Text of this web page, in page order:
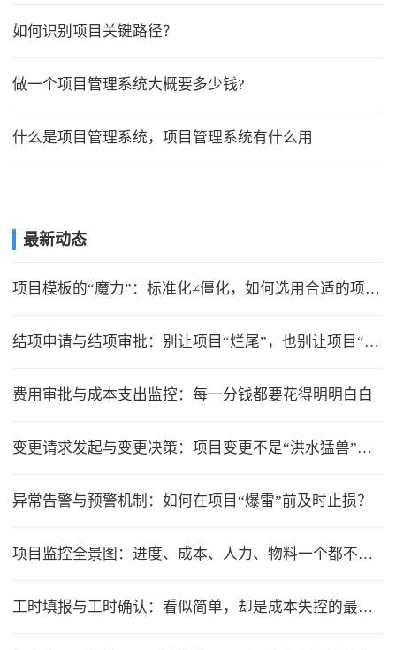
如何识别项目关键路径？
做一个项目管理系统大概要多少钱?
什么是项目管理系统，项目管理系统有什么用
最新动态
项目模板的“魔力”：标准化≠僵化，如何选用合适的项目模版？
结项申请与结项审批：别让项目“烂尾”，也别让项目“无限延期”
费用审批与成本支出监控：每一分钱都要花得明明白白
变更请求发起与变更决策：项目变更不是“洪水猛兽”，但要管住流程
异常告警与预警机制：如何在项目“爆雷”前及时止损？
项目监控全景图：进度、成本、人力、物料一个都不能少
工时填报与工时确认：看似简单，却是成本失控的最大漏洞